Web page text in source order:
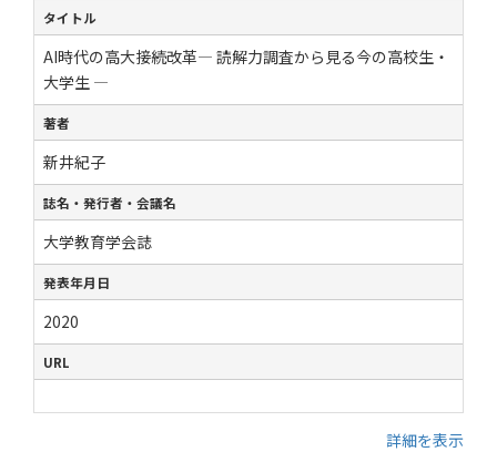
タイトル
AI時代の高大接続改革― 読解力調査から見る今の高校生・
大学生 ―
著者
新井紀子
誌名・発行者・会議名
大学教育学会誌
発表年月日
2020
URL
詳細を表示